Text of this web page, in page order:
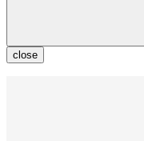
close